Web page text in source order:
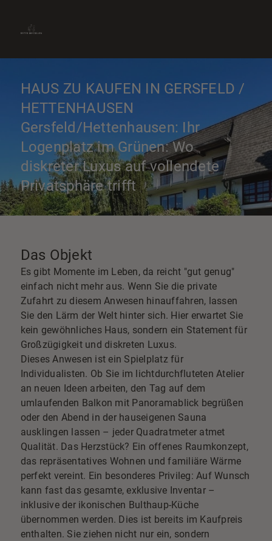
» Immobilie bewerten
HAUS ZU KAUFEN IN GERSFELD /
HETTENHAUSEN
Gersfeld/Hettenhausen: Ihr
Logenplatz im Grünen: Wo
diskreter Luxus auf vollendete
Privatsphäre trifft
Das Objekt
Es gibt Momente im Leben, da reicht "gut genug"
einfach nicht mehr aus. Wenn Sie die private
Zufahrt zu diesem Anwesen hinauffahren, lassen
Sie den Lärm der Welt hinter sich. Hier erwartet Sie
kein gewöhnliches Haus, sondern ein Statement für
Großzügigkeit und diskreten Luxus.
Dieses Anwesen ist ein Spielplatz für
Individualisten. Ob Sie im lichtdurchfluteten Atelier
an neuen Ideen arbeiten, den Tag auf dem
umlaufenden Balkon mit Panoramablick begrüßen
oder den Abend in der hauseigenen Sauna
ausklingen lassen – jeder Quadratmeter atmet
Qualität. Das Herzstück? Ein offenes Raumkonzept,
das repräsentatives Wohnen und familiäre Wärme
perfekt vereint. Ein besonderes Privileg: Auf Wunsch
kann fast das gesamte, exklusive Inventar –
inklusive der ikonischen Bulthaup-Küche
übernommen werden. Dies ist bereits im Kaufpreis
enthalten. Sie ziehen nicht nur ein, sondern